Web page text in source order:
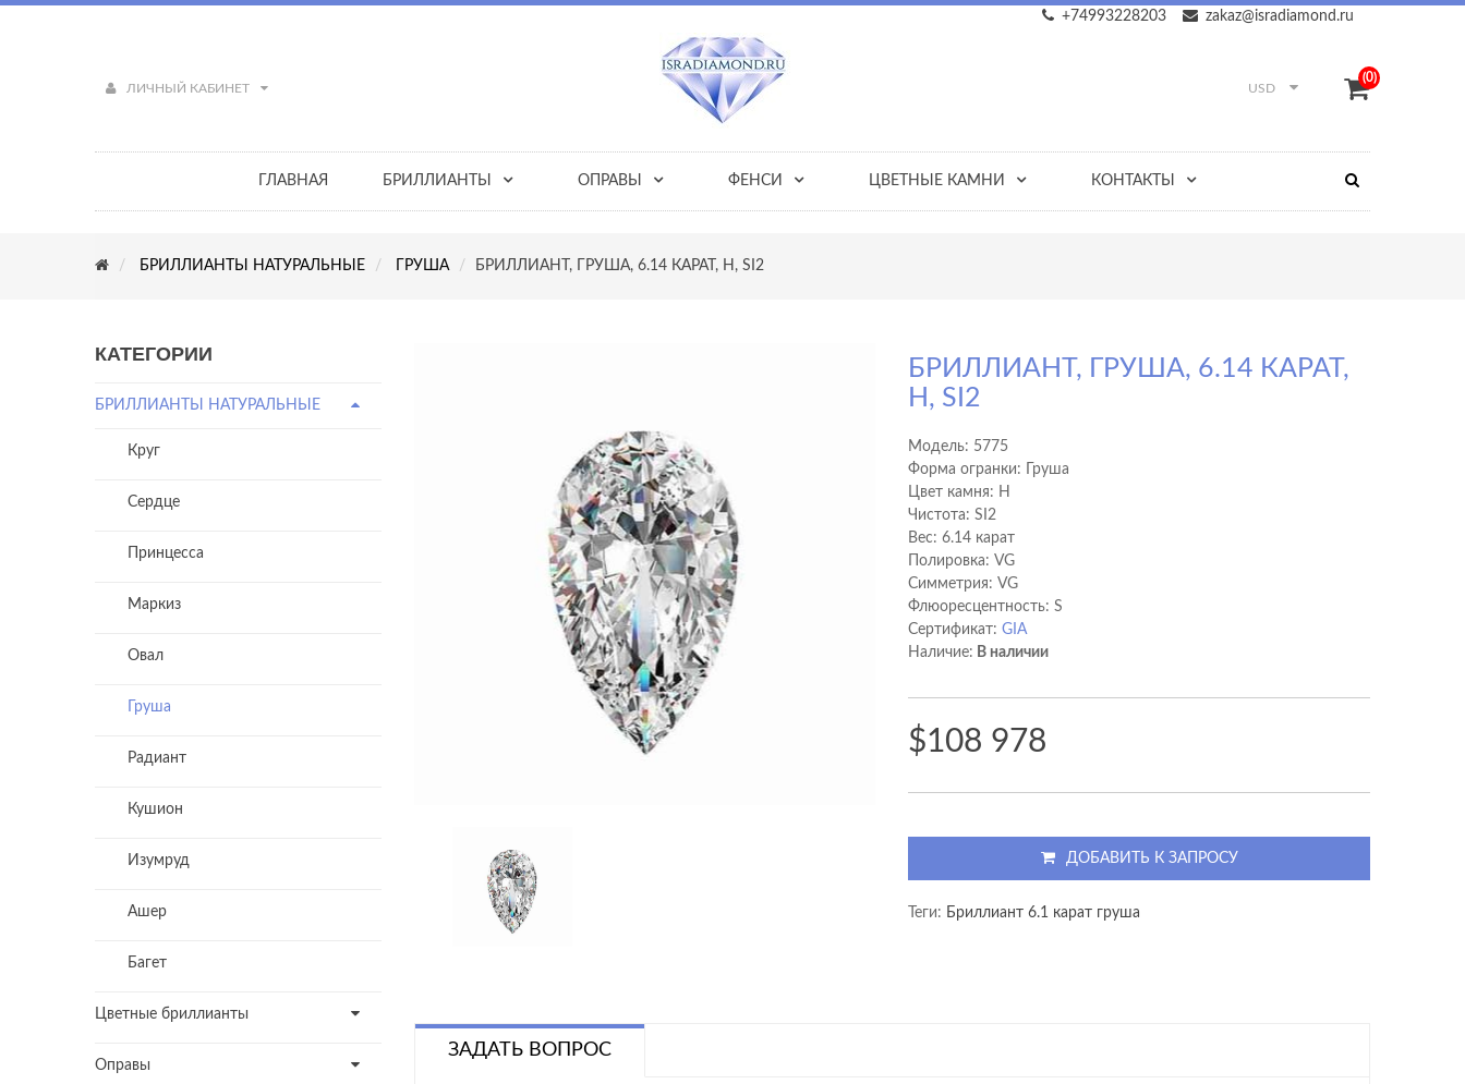
zakaz@isradiamond.ru
+74993228203
ЛИЧНЫЙ КАБИНЕТ USD
(0)
ГЛАВНАЯ БРИЛЛИАНТЫ ОПРАВЫ ФЕНСИ ЦВЕТНЫЕ КАМНИ КОНТАКТЫ
БРИЛЛИАНТЫ НАТУРАЛЬНЫЕ ГРУША БРИЛЛИАНТ, ГРУША, 6.14 КАРАТ, H, SI2
КАТЕГОРИИ
БРИЛЛИАНТЫ НАТУРАЛЬНЫЕ
Круг
Сердце
Принцесса
Маркиз
Овал
Груша
Радиант
Кушион
Изумруд
Ашер
Багет
Цветные бриллианты
Оправы
БРИЛЛИАНТ, ГРУША, 6.14 КАРАТ,
H, SI2
Модель: 5775
Форма огранки: Груша
Цвет камня: H
Чистота: SI2
Вес: 6.14 карат
Полировка: VG
Cимметрия: VG
Флюоресцентность: S
Сертификат:GIA
Наличие: В наличии
$108 978
ДОБАВИТЬ К ЗАПРОСУ
Теги: Бриллиант 6.1 карат груша
ЗАДАТЬ ВОПРОС